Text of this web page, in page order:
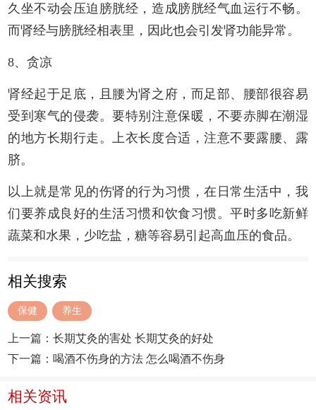
久坐不动会压迫膀胱经，造成膀胱经气血运行不畅。
而肾经与膀胱经相表里，因此也会引发肾功能异常。
8、贪凉
肾经起于足底，且腰为肾之府，而足部、腰部很容易
受到寒气的侵袭。要特别注意保暖，不要赤脚在潮湿
的地方长期行走。上衣长度合适，注意不要露腰、露
脐。
以上就是常见的伤肾的行为习惯，在日常生活中，我
们要养成良好的生活习惯和饮食习惯。平时多吃新鲜
蔬菜和水果，少吃盐，糖等容易引起高血压的食品。
相关搜索
保健 养生
上一篇：长期艾灸的害处 长期艾灸的好处
下一篇： 喝酒不伤身的方法 怎么喝酒不伤身
相关资讯